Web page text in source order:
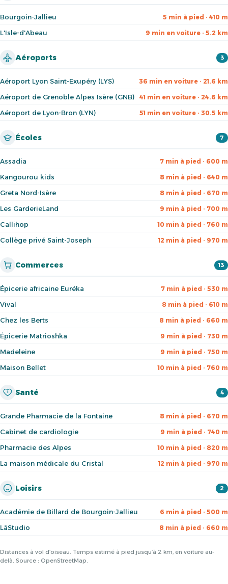
Bourgoin-Jallieu 5 min à pied · 410 m
L'Isle-d'Abeau 9 min en voiture · 5.2 km
Aéroports 3
Aéroport Lyon Saint-Exupéry (LYS) 36 min en voiture · 21.6 km
Aéroport de Grenoble Alpes Isère (GNB) 41 min en voiture · 24.6 km
Aéroport de Lyon-Bron (LYN) 51 min en voiture · 30.5 km
Écoles 7
Assadia 7 min à pied · 600 m
Kangourou kids 8 min à pied · 640 m
Greta Nord-Isère 8 min à pied · 670 m
Les GarderieLand 9 min à pied · 700 m
Callihop 10 min à pied · 760 m
Collège privé Saint-Joseph 12 min à pied · 970 m
Commerces 13
Épicerie africaine Euréka 7 min à pied · 530 m
Vival 8 min à pied · 610 m
Chez les Berts 8 min à pied · 660 m
Épicerie Matrioshka 9 min à pied · 730 m
Madeleine 9 min à pied · 750 m
Maison Bellet 10 min à pied · 760 m
Santé 4
Grande Pharmacie de la Fontaine 8 min à pied · 670 m
Cabinet de cardiologie 9 min à pied · 740 m
Pharmacie des Alpes 10 min à pied · 820 m
La maison médicale du Cristal 12 min à pied · 970 m
Loisirs 2
Académie de Billard de Bourgoin-Jallieu 6 min à pied · 500 m
LāStudio 8 min à pied · 660 m
Distances à vol d’oiseau. Temps estimé à pied jusqu’à 2 km, en voiture au-
delà. Source : OpenStreetMap.